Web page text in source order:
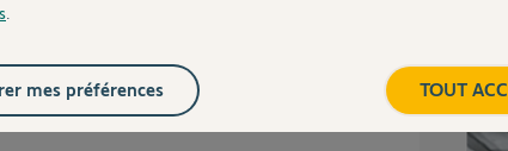
ans
TOUT
mes préférences